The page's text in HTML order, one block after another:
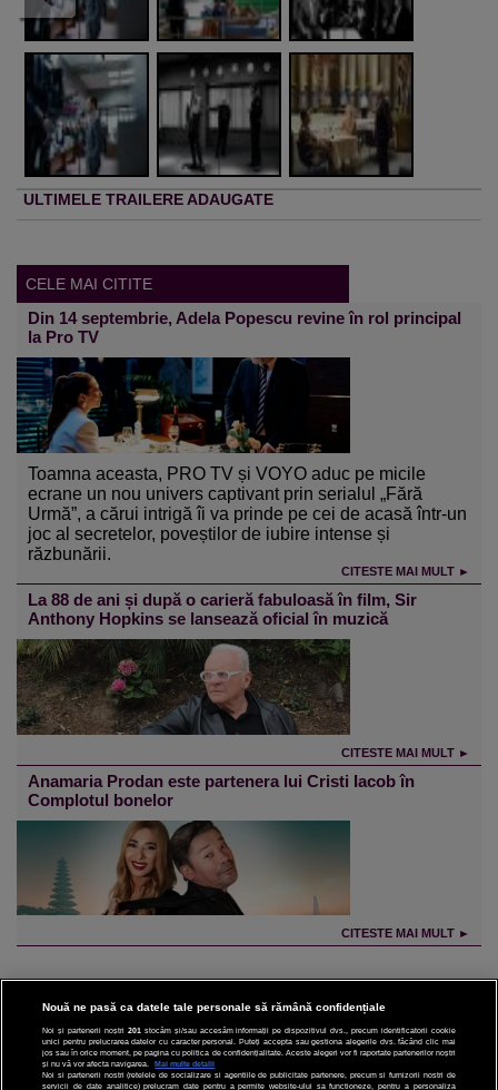
ULTIMELE TRAILERE ADAUGATE
CELE MAI CITITE
Din 14 septembrie, Adela Popescu revine în rol principal
la Pro TV
Toamna aceasta, PRO TV și VOYO aduc pe micile
ecrane un nou univers captivant prin serialul „Fără
Urmă”, a cărui intrigă îi va prinde pe cei de acasă într-un
joc al secretelor, poveștilor de iubire intense și
răzbunării.
CITESTE MAI MULT ►
La 88 de ani și după o carieră fabuloasă în film, Sir
Anthony Hopkins se lansează oficial în muzică
CITESTE MAI MULT ►
Anamaria Prodan este partenera lui Cristi Iacob în
Complotul bonelor
CITESTE MAI MULT ►
CINEMA
Nouă ne pasă ca datele tale personale să rămână confidențiale
Noi și partenerii noștri 201 stocăm și/sau accesăm informații pe dispozitivul dvs., precum identificatorii cookie
unici pentru prelucrarea datelor cu caracter personal. Puteți accepta sau gestiona alegerile dvs. făcând clic mai
jos sau în orice moment, pe pagina cu politica de confidențialitate. Aceste alegeri vor fi raportate partenerilor noștri
și nu vă vor afecta navigarea.
Mai multe detalii
Noi si partenerii nostri (retelele de socializare si agentiile de publicitate partenere, precum si furnizorii nostri de
servicii de date analitice) prelucram date pentru a permite website-ului sa functioneze, pentru a personaliza